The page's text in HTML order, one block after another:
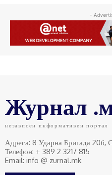
-
Журнал
независен информативен портал
Адреса: 8 Ударна Бригада 20б,
Телефон: + 389 2 3217 815
Email: info @ zurnal.mk